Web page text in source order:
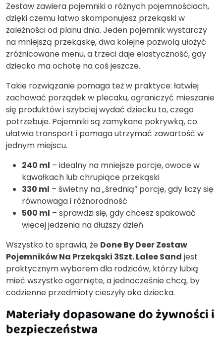
Zestaw zawiera pojemniki o różnych pojemnościach,
dzięki czemu łatwo skomponujesz przekąski w
zależności od planu dnia. Jeden pojemnik wystarczy
na mniejszą przekąskę, dwa kolejne pozwolą ułożyć
zróżnicowane menu, a trzeci daje elastyczność, gdy
dziecko ma ochotę na coś jeszcze.
Takie rozwiązanie pomaga też w praktyce: łatwiej
zachować porządek w plecaku, ograniczyć mieszanie
się produktów i szybciej wydać dziecku to, czego
potrzebuje. Pojemniki są zamykane pokrywką, co
ułatwia transport i pomaga utrzymać zawartość w
jednym miejscu.
240 ml – idealny na mniejsze porcje, owoce w
kawałkach lub chrupiące przekąski
330 ml – świetny na „średnią” porcję, gdy liczy się
równowaga i różnorodność
500 ml – sprawdzi się, gdy chcesz spakować
więcej jedzenia na dłuższy dzień
Wszystko to sprawia, że Done By Deer Zestaw
Pojemników Na Przekąski 3Szt. Lalee Sand jest
praktycznym wyborem dla rodziców, którzy lubią
mieć wszystko ogarnięte, a jednocześnie chcą, by
codzienne przedmioty cieszyły oko dziecka.
Materiały dopasowane do żywności i
bezpieczeństwa